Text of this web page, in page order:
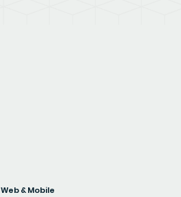
Web & Mobile